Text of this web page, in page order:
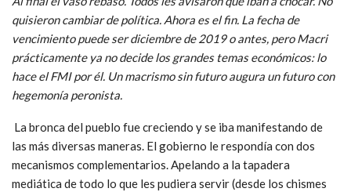
quisieron cambiar de política. Ahora es el fin. La fecha de
vencimiento puede ser diciembre de 2019 o antes, pero Macri
prácticamente ya no decide los grandes temas económicos: lo
hace el FMI por él. Un macrismo sin futuro augura un futuro con
hegemonía peronista.
La bronca del pueblo fue creciendo y se iba manifestando de
las más diversas maneras. El gobierno le respondía con dos
mecanismos complementarios. Apelando a la tapadera
mediática de todo lo que les pudiera servir (desde los chismes